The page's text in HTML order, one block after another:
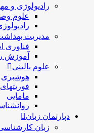
رادیولوژی و
علوم
مدیریت
فناوری
آموزش
علوم بالینی
هوشبری
مامایی
دپارتمان زبان
زبان